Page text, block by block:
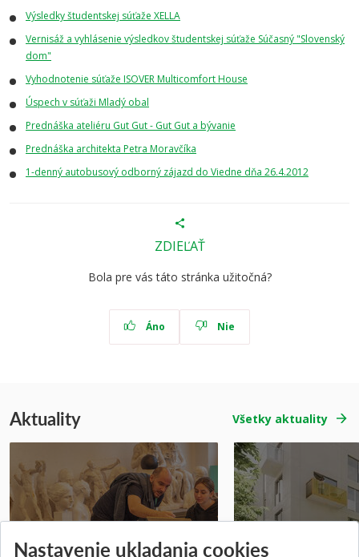
Výsledky študentskej súťaže XELLA
Vernisáž a vyhlásenie výsledkov študentskej súťaže Súčasný "Slovenský
dom"
Vyhodnotenie súťaže ISOVER Multicomfort House
Úspech v súťaži Mladý obal
Prednáška ateliéru Gut Gut - Gut Gut a bývanie
Prednáška architekta Petra Moravčíka
1-denný autobusový odborný zájazd do Viedne dňa 26.4.2012
ZDIEĽAŤ
Bola pre vás táto stránka užitočná?
Áno Nie
Aktuality Všetky aktuality
Pridané 14.07.2026 Pridané 03.07.2026
Nastavenie ukladania cookies